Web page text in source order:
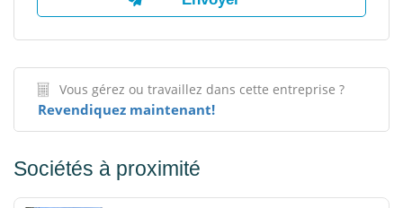
Vous gérez ou travaillez dans cette entreprise ?
Revendiquez maintenant!
Sociétés à proximité